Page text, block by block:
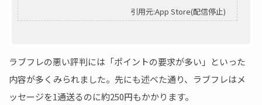
引用元:App Store(配信停止)
ラブフレの悪い評判には「ポイントの要求が多い」といった
内容が多くみられました。先にも述べた通り、ラブフレはメ
ッセージを1通送るのに約250円もかかります。